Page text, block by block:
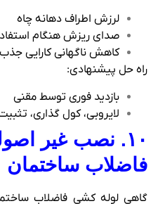
لرزش اطراف دهانه چاه
صدای ریزش هنگام
کاهش ناگهانی کارایی جذب
راه‌ حل پیشنهادی:
بازدید فوری توسط مقنی
لایروبی، کول‌ گذاری،
۱۰. نصب غیر
فاضلاب ساختمان
گاهی لوله‌ کشی فاضلاب